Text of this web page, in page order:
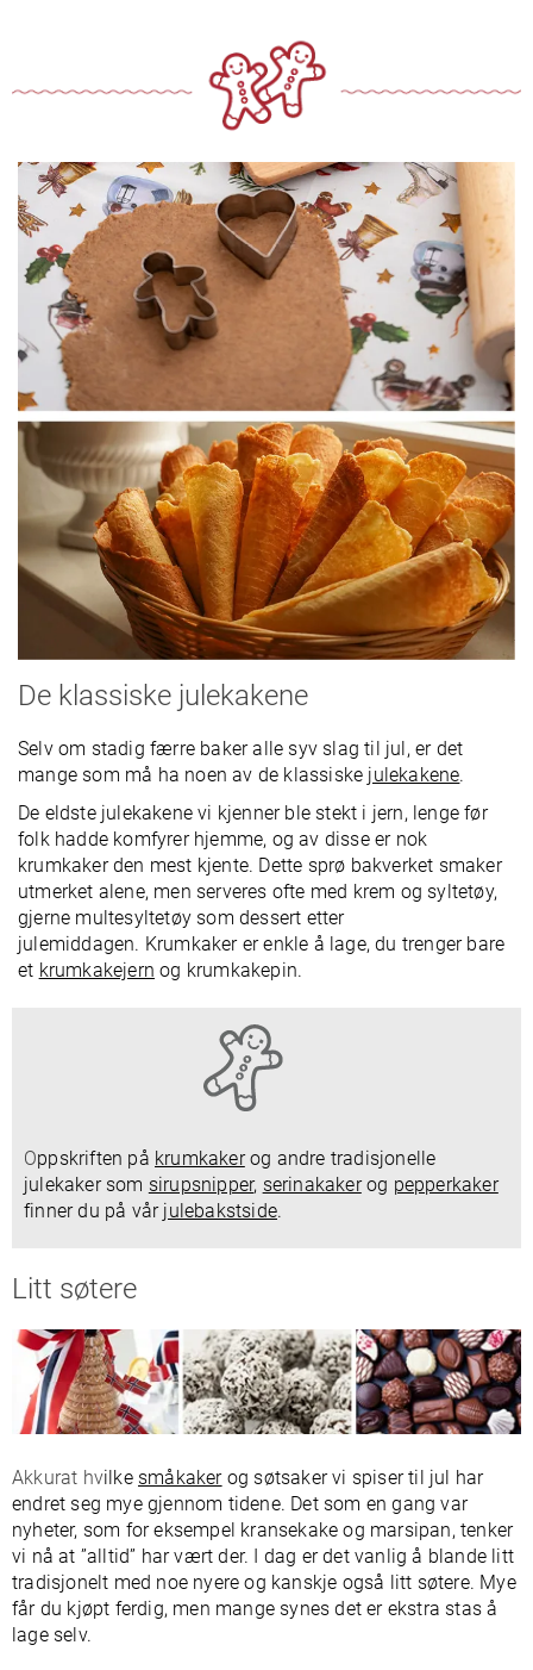
De klassiske julekakene
Selv om stadig færre baker alle syv slag til jul, er det
mange som må ha noen av de klassiske julekakene.
De eldste julekakene vi kjenner ble stekt i jern, lenge før
folk hadde komfyrer hjemme, og av disse er nok
krumkaker den mest kjente. Dette sprø bakverket smaker
utmerket alene, men serveres ofte med krem og syltetøy,
gjerne multesyltetøy som dessert etter
julemiddagen. Krumkaker er enkle å lage, du trenger bare
et krumkakejern og krumkakepin.
Oppskriften på krumkakerog andre tradisjonelle
julekaker som sirupsnipper, serinakakerog pepperkaker
finner du på vår julebakstside.
Litt søtere
Akkurat hvilke småkakerog søtsaker vi spiser til jul har
endret seg mye gjennom tidene. Det som en gang var
nyheter, som for eksempel kransekake og marsipan, tenker
vi nå at ”alltid” har vært der. I dag er det vanlig å blande litt
tradisjonelt med noe nyere og kanskje også litt søtere. Mye
får du kjøpt ferdig, men mange synes det er ekstra stas å
lage selv.